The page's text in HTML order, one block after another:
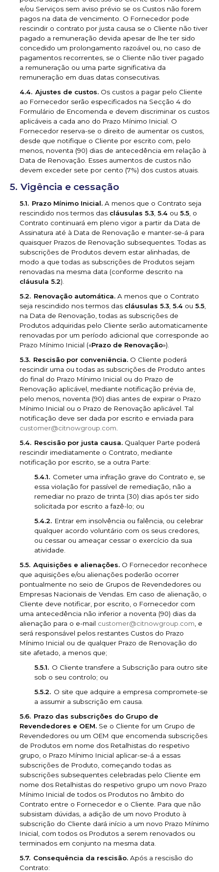
e/ou Serviços sem aviso prévio se os Custos não forem
pagos na data de vencimento. O Fornecedor pode
rescindir o contrato por justa causa se o Cliente não tiver
pagado a remuneração devida apesar de lhe ter sido
concedido um prolongamento razoável ou, no caso de
pagamentos recorrentes, se o Cliente não tiver pagado
a remuneração ou uma parte significativa da
remuneração em duas datas consecutivas.
Ajustes de custos. Os custos a pagar pelo Cliente
ao Fornecedor serão especificados na Secção 4 do
Formulário de Encomenda e devem discriminar os custos
aplicáveis a cada ano do Prazo Mínimo Inicial. O
Fornecedor reserva-se o direito de aumentar os custos,
desde que notifique o Cliente por escrito com, pelo
menos, noventa (90) dias de antecedência em relação à
Data de Renovação. Esses aumentos de custos não
devem exceder sete por cento (7%) dos custos atuais.
Vigência e cessação
Prazo Mínimo Inicial. A menos que o Contrato seja
rescindido nos termos das cláusulas 5.3 5.4 ou 5.5 , o
Contrato continuará em pleno vigor a partir da Data de
Assinatura até à Data de Renovação e manter-se-á para
quaisquer Prazos de Renovação subsequentes. Todas as
subscrições de Produtos devem estar alinhadas, de
modo a que todas as subscrições de Produtos sejam
renovadas na mesma data (conforme descrito na
cláusula 5.2).
Renovação automática. A menos que o Contrato
seja rescindido nos termos das cláusulas 5.3 5.4 ou 5.5
na Data de Renovação, todas as subscrições de
Produtos adquiridas pelo Cliente serão automaticamente
renovadas por um período adicional que corresponde ao
Prazo Mínimo Inicial («Prazo de Renovação»).
Rescisão por conveniência. O Cliente poderá
rescindir uma ou todas as subscrições de Produto antes
do final do Prazo Mínimo Inicial ou do Prazo de
Renovação aplicável, mediante notificação prévia de,
pelo menos, noventa (90) dias antes de expirar o Prazo
Mínimo Inicial ou o Prazo de Renovação aplicável. Tal
notificação deve ser dada por escrito e enviada para
customer@citnowgroup.com
Rescisão por justa causa. Qualquer Parte poderá
rescindir imediatamente o Contrato, mediante
notificação por escrito, se a outra Parte:
Cometer uma infração grave do Contrato e, se
essa violação for passível de remediação, não a
remediar no prazo de trinta (30) dias após ter sido
solicitada por escrito a fazê-lo; ou
Entrar em insolvência ou falência, ou celebrar
qualquer acordo voluntário com os seus credores,
ou cessar ou ameaçar cessar o exercício da sua
atividade.
Aquisições e alienações. O Fornecedor reconhece
que aquisições e/ou alienações poderão ocorrer
pontualmente no seio de Grupos de Revendedores ou
Empresas Nacionais de Vendas. Em caso de alienação, o
Cliente deve notificar, por escrito, o Fornecedor com
uma antecedência não inferior a noventa (90) dias da
alienação para o e-mail customer@citnowgroup.com , e
será responsável pelos restantes Custos do Prazo
Mínimo Inicial ou de qualquer Prazo de Renovação do
site afetado, a menos que;
O Cliente transfere a Subscrição para outro site
sob o seu controlo; ou
O site que adquire a empresa compromete-se
a assumir a subscrição em causa.
Prazo das subscrições do Grupo de
Revendedores e OEM. Se o Cliente for um Grupo de
Revendedores ou um OEM que encomenda subscrições
de Produtos em nome dos Retalhistas do respetivo
grupo, o Prazo Mínimo Inicial aplicar-se-á a essas
subscrições de Produto, começando todas as
subscrições subsequentes celebradas pelo Cliente em
nome dos Retalhistas do respetivo grupo um novo Prazo
Mínimo Inicial de todos os Produtos no âmbito do
Contrato entre o Fornecedor e o Cliente. Para que não
subsistam dúvidas, a adição de um novo Produto à
subscrição do Cliente dará início a um novo Prazo Mínimo
Inicial, com todos os Produtos a serem renovados ou
terminados em conjunto na mesma data.
Consequência da rescisão. Após a rescisão do
Contrato: